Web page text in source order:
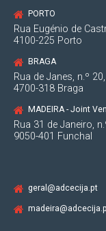
PORTO
Rua Eugénio de
4100-225 Porto
BRAGA
Rua de Janes, n.º
4700-318 Braga
MADEIRA - Joint
Rua 31 de Janeiro,
9050-401 Funchal
geral@adcecija.pt